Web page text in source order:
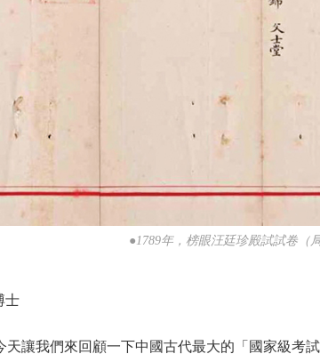
●1789年，榜眼汪廷珍殿試試卷（
士
我們來回顧一下中國古代最大的「國家級考